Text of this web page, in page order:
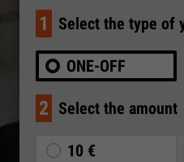
1 Select the type of
ONE-OFF
2 Select the amount
10 €